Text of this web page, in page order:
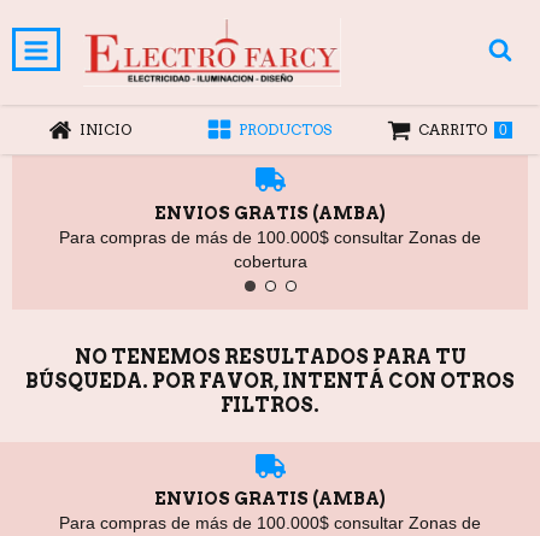
INICIO PRODUCTOS CARRITO 0
ENVIOS GRATIS (AMBA)
Para compras de más de 100.000$ consultar Zonas de
cobertura
NO TENEMOS RESULTADOS PARA TU
BÚSQUEDA. POR FAVOR, INTENTÁ CON OTROS
FILTROS.
ENVIOS GRATIS (AMBA)
Para compras de más de 100.000$ consultar Zonas de